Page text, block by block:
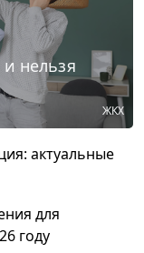
нельзя
ЖКХ
актуальные
для
году